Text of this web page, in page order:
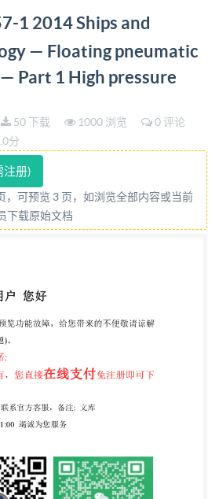
1 2014 Ships and marine
pneumatic rubber fenders —
答:请联系微信:siduwenku
1 2014 Ships and
— Floating pneumatic
Part 1 High pressure
50 下载 1000 浏览
0 评论
分
注册)
，可预览 3 页，如浏览全部内容或当前
下载原始文档